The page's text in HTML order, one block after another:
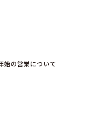
の営業について